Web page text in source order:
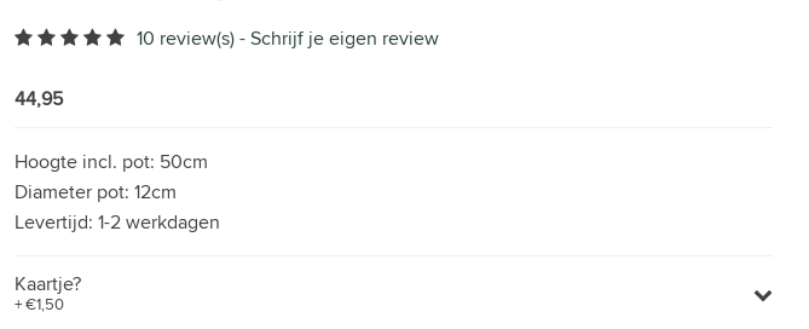
10 review(s)-Schrijf je eigen review
44,95
Hoogte incl. pot: 50cm
Diameter pot: 12cm
Levertijd: 1-2 werkdagen
Kaartje?
+ €1,50